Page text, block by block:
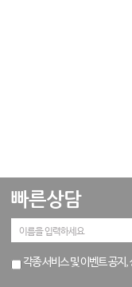
빠른상담
각종 서비스 및 이벤트 공지